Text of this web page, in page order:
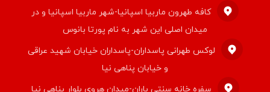
کافه طهرون ماربیا اسپانیا-شهر ماربیا اسپانیا و در
میدان اصلی این شهر به نام پورتا بانوس
لوکس طهرانی پاسداران-پاسداران خیابان شهید عراقی
و خیابان پناهی نیا
سفره خانه سنتی باران-میدان هروی بلوار پناهی نیا